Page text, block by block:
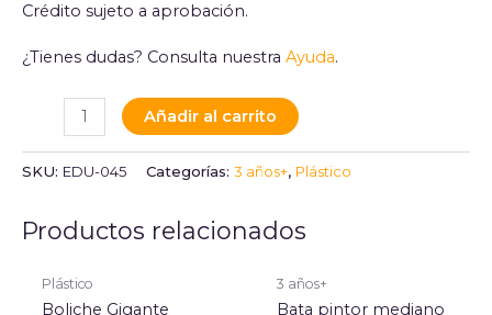
Crédito sujeto a aprobación.
¿Tienes dudas? Consulta nuestra Ayuda.
Añadir al carrito
SKU: EDU-045 Categorías: 3 años+, Plástico
Productos relacionados
Plástico
Boliche Gigante
3 años+
Bata pintor mediano